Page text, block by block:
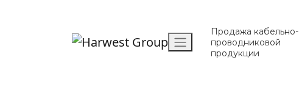
Продажа кабельно-
проводниковой
продукции